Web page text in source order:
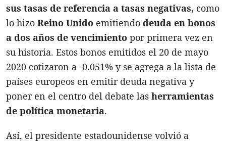
sus tasas de referencia a tasas negativas, como
lo hizo Reino Unido emitiendo deuda en bonos
a dos años de vencimiento por primera vez en
su historia. Estos bonos emitidos el 20 de mayo
2020 cotizaron a -0.051% y se agrega a la lista de
países europeos en emitir deuda negativa y
poner en el centro del debate las herramientas
de política monetaria.
Así, el presidente estadounidense volvió a